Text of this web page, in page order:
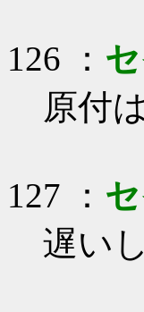
126 ：
原付
127 ：
遅いし